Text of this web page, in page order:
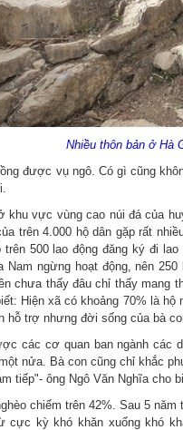
Nhiều thôn bản ở Hà
được vụ ngô. Có gì cũng
khu vực vùng cao núi đá của
trên 4.000 hộ dân gặp rất
trên 500 lao động đăng ký đi
Nam ngừng hoạt động, nên
chưa thấy đâu chỉ thấy mang
Hiện xã có khoảng 70% là
trợ nhưng đời sống của bà
các cơ quan ban ngành các
nửa. Bà con cũng chỉ khắc
tiếp"- ông Ngô Văn Nghĩa cho
chiếm trên 42%. Sau 5
cực kỳ khó khăn xuống khó